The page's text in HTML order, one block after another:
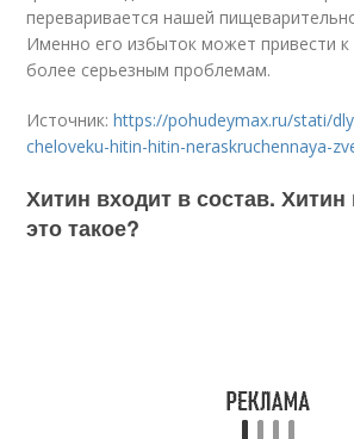
переваривается нашей
Именно его избыток может привести к
более серьезным проблемам.
Источник:https://pohudeymax.ru/stati/
cheloveku-hitin-hitin-neraskruchennaya-
Хитин входит в состав. Хитин
это такое?